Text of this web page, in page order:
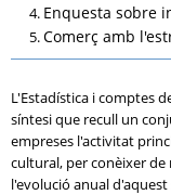
Enquesta sobre
Comerç amb
L'Estadística i comptes
síntesi que recull un
empreses l'activitat
cultural, per conèixer de
l'evolució anual